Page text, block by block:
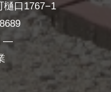
樋口1767−1
―